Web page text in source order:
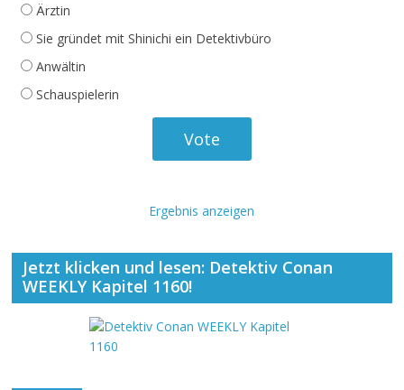
Ärztin
Sie gründet mit Shinichi ein Detektivbüro
Anwältin
Schauspielerin
Ergebnis anzeigen
Jetzt klicken und lesen: Detektiv Conan
WEEKLY Kapitel 1160!